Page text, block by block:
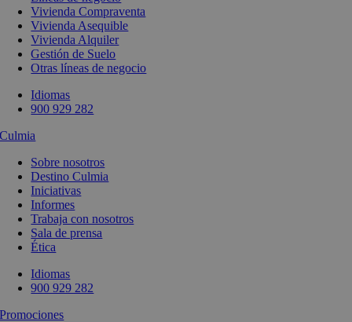
Vivienda Compraventa
Vivienda Asequible
Vivienda Alquiler
Gestión de Suelo
Otras líneas de negocio
Idiomas
900 929 282
Culmia
Sobre nosotros
Destino Culmia
Iniciativas
Informes
Trabaja con nosotros
Sala de prensa
Ética
Idiomas
900 929 282
Promociones